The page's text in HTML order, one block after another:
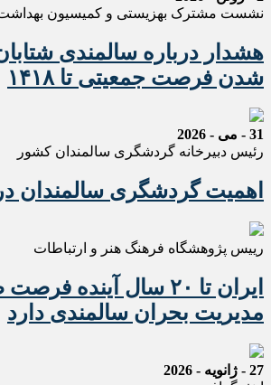
نشست مشترک بهزیستی و کمیسیون
هشدار درباره سالمندی
شدن فرصت جمعیتی تا ۱۴۱۸
31 - می - 2026
رئیس دبیرخانه گردشگری سالمندان کشور
اهمیت گردشگری سالمندان
رییس پژوهشگاه فرهنگ هنر و ارتباطات
ایران تا ۲۰ سال آینده
مدیریت بحران سالمندی دارد
27 - ژانویه - 2026